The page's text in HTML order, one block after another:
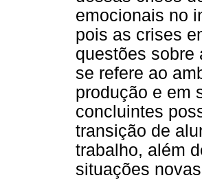
emocionais no
pois as crises
questões sobre
se refere ao
produção e em
concluintes
transição de
trabalho, além
situações